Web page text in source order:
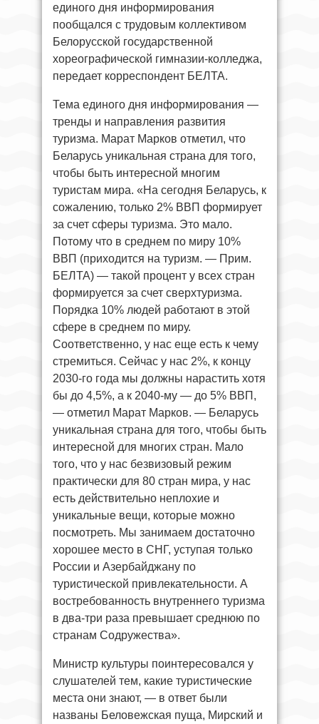
единого дня информирования
пообщался с трудовым коллективом
Белорусской государственной
хореографической гимназии-колледжа,
передает корреспондент БЕЛТА.
Тема единого дня информирования —
тренды и направления развития
туризма. Марат Марков отметил, что
Беларусь уникальная страна для того,
чтобы быть интересной многим
туристам мира. «На сегодня Беларусь, к
сожалению, только 2% ВВП формирует
за счет сферы туризма. Это мало.
Потому что в среднем по миру 10%
ВВП (приходится на туризм. — Прим.
БЕЛТА) — такой процент у всех стран
формируется за счет сверхтуризма.
Порядка 10% людей работают в этой
сфере в среднем по миру.
Соответственно, у нас еще есть к чему
стремиться. Сейчас у нас 2%, к концу
2030-го года мы должны нарастить хотя
бы до 4,5%, а к 2040-му — до 5% ВВП,
— отметил Марат Марков. — Беларусь
уникальная страна для того, чтобы быть
интересной для многих стран. Мало
того, что у нас безвизовый режим
практически для 80 стран мира, у нас
есть действительно неплохие и
уникальные вещи, которые можно
посмотреть. Мы занимаем достаточно
хорошее место в СНГ, уступая только
России и Азербайджану по
туристической привлекательности. А
востребованность внутреннего туризма
в два-три раза превышает среднюю по
странам Содружества».
Министр культуры поинтересовался у
слушателей тем, какие туристические
места они знают, — в ответ были
названы Беловежская пуща, Мирский и